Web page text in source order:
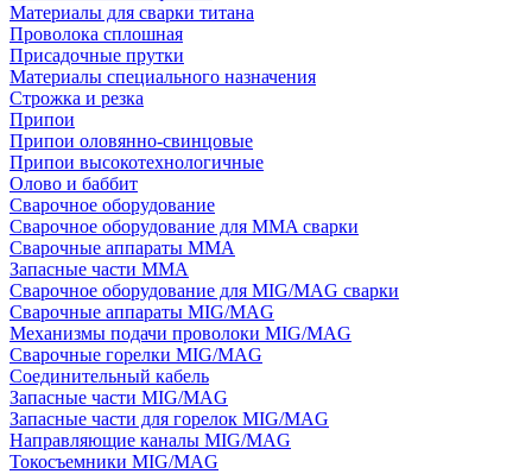
Материалы для сварки титана
Проволока сплошная
Присадочные прутки
Материалы специального назначения
Строжка и резка
Припои
Припои оловянно-свинцовые
Припои высокотехнологичные
Олово и баббит
Сварочное оборудование
Сварочное оборудование для MMA сварки
Сварочные аппараты MMA
Запасные части MMA
Сварочное оборудование для MIG/MAG сварки
Сварочные аппараты MIG/MAG
Механизмы подачи проволоки MIG/MAG
Сварочные горелки MIG/MAG
Соединительный кабель
Запасные части MIG/MAG
Запасные части для горелок MIG/MAG
Направляющие каналы MIG/MAG
Токосъемники MIG/MAG